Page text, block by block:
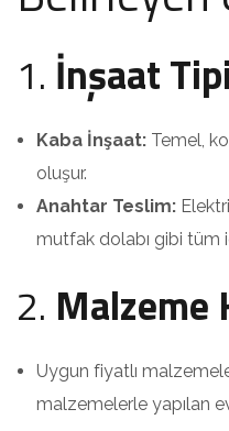
1. İnşaat Tipi
Kaba İnşaat: Temel,
oluşur.
Anahtar Teslim:
mutfak dolabı gibi tüm
2. Malzeme
Uygun fiyatlı
malzemelerle yapılan